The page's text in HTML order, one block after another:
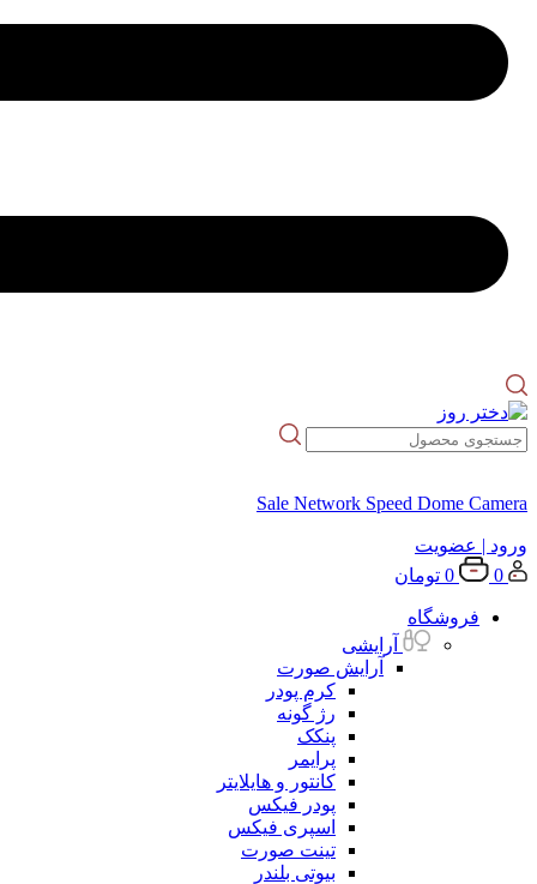
Sale Network Speed Dome Camera
ورود | عضویت
0
0 تومان
فروشگاه
آرایشی
آرایش صورت
کرم پودر
رژ گونه
پنکک
پرایمر
کانتور و هایلایتر
پودر فیکس
اسپری فیکس
تینت صورت
بیوتی بلندر